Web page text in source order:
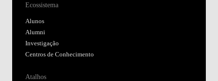
Ecossistema
Alunos
Alumni
Investigação
Centros de Conhecimento
Atalhos